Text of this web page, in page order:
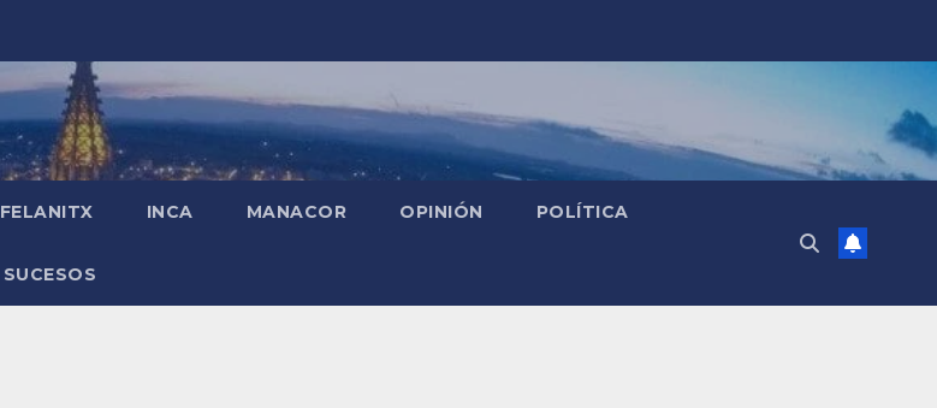
FELANITX INCA MANACOR OPINIÓN POLÍTICA
SUCESOS